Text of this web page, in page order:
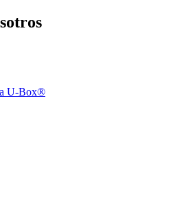
U-Box®